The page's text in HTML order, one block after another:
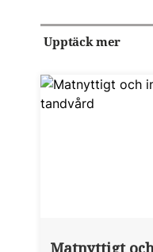
Upptäck mer
Matnyttigt